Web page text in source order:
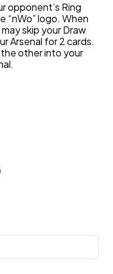
opponent’s Ring
“nWo” logo. When
skip your Draw
Arsenal for 2 cards.
the other into your